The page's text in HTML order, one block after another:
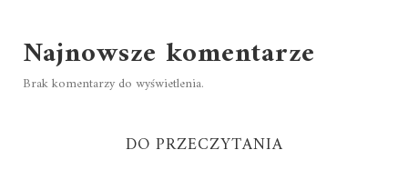
Najnowsze komentarze
Brak komentarzy do wyświetlenia.
DO PRZECZYTANIA